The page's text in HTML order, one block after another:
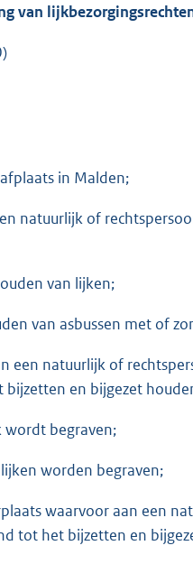
van
in Malden;
natuurlijk of
van lijken;
van asbussen met of
een natuurlijk of
en bijgezet
wordt begraven;
worden begraven;
waarvoor aan een
tot het bijzetten en